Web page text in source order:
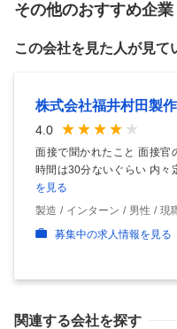
その他のおすすめ企業
この会社を見た人が見て
株式会社福井村田製
4.0
面接で聞かれたこと 面接官
時間は30分ないぐらい 内々
を見る
製造
インターン 男性
現
募集中の求人情報を見る
関連する会社を探す